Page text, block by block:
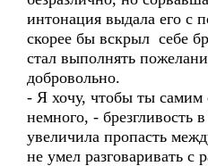
интонация выдала его с
скорее бы вскрыл себе
стал выполнять
добровольно.
- Я хочу, чтобы ты самим
немного, - брезгливость
увеличила пропасть
не умел разговаривать с